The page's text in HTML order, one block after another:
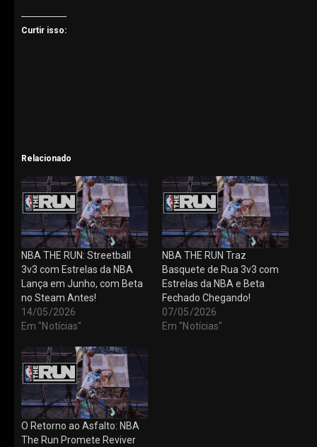
Curtir isso:
Relacionado
NBA THE RUN: Streetball
3v3 com Estrelas da NBA
Lança em Junho, com Beta
no Steam Antes!
14/05/2026
Em "Notícias"
NBA THE RUN Traz
Basquete de Rua 3v3 com
Estrelas da NBA e Beta
Fechado Chegando!
07/05/2026
Em "Notícias"
O Retorno ao Asfalto: NBA
The Run Promete Reviver